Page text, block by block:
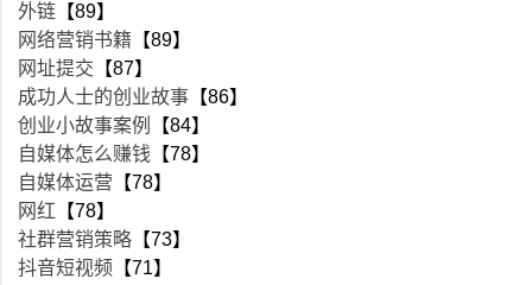
外链 【89】
网络营销书籍 【89】
网址提交 【87】
成功人士的创业故事 【86】
创业小故事案例
【84】
自媒体怎么赚钱 【78】
自媒体运营 【78】
网红 【78】
社群营销策略 【73】
抖音短视频 【71】